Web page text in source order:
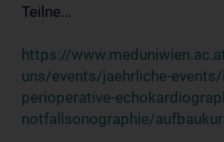
Teilne...
https://
uns/events/jaehrliche-
perioperative-
notfallsonographie/